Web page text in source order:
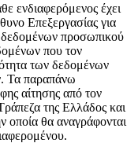
ενδιαφερόμενος έχει
Επεξεργασίας για
προσωπικού
που τον
των δεδομένων
Τα παραπάνω
αίτησης από τον
της Ελλάδος και
οποία θα αναγράφονται